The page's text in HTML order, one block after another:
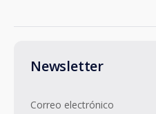
Newsletter